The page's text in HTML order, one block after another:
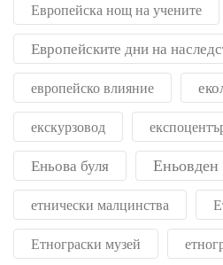
Европейска нощ на учените
Европейските дни на
европейско влияние
екскурзовод
Еньова буля Еньовден
етнически малцинства
Етнограски музей